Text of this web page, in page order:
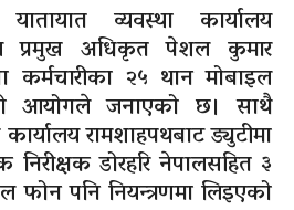
व्यवस्था कार्यालय
प्रमुख अधिकृत पेशल कुमार
२५ थान मोबाइल
आयोगले जनाएको छ। साथै
कार्यालय रामशाहपथबाट ड्युटीमा
निरीक्षक डोरहरि नेपालसहित ३
फोन पनि नियन्त्रणमा लिइएको